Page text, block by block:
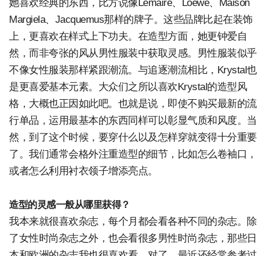
她喜欢经典的东西，比方说像Lemaire、Loewe、Maison
Margiela、Jacquemus那样的牌子。这些品牌比起在装饰
上，更喜欢在样式上下功夫。在造型方面，她更钟爱自
然，而非夸张的风从男性服装中获取灵感。男性服装似乎
不像女性服装那样紧跟潮流。与追逐潮流相比，Krystal也
是更喜爱基本元素。大众们之所以喜欢Krystal的造型风
格，大概也正因如此吧。也就是说，即使不购买最新的流
行单品，运用最基本的东西同样可以彰显气质和风度。当
然，到了这个时候，要穿什么以及怎样穿就变得十分重要
了。我们通常会格外注重造型的细节，比如怎么卷袖口，
或者怎么利用衬衣领子增添亮点。
造型的灵感一般从哪里获得？
我本来就很喜欢杂志，每个月都会看各种不同的杂志。除
了女性时尚杂志之外，也会看很多男性时尚杂志，那些日